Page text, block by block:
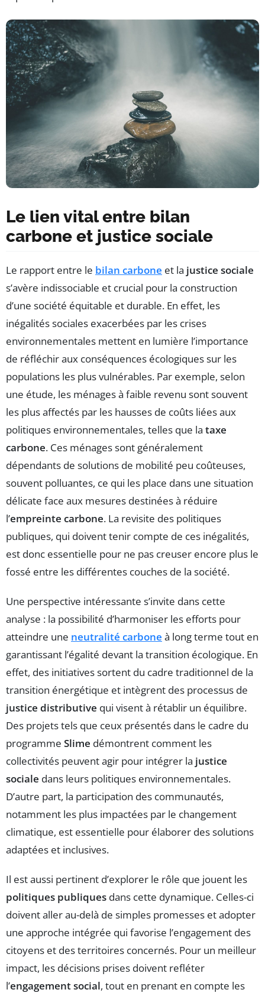
Le lien vital entre bilan
carbone et justice sociale
Le rapport entre le bilan carbone et la justice sociale
s’avère indissociable et crucial pour la construction
d’une société équitable et durable. En effet, les
inégalités sociales exacerbées par les crises
environnementales mettent en lumière l’importance
de réfléchir aux conséquences écologiques sur les
populations les plus vulnérables. Par exemple, selon
une étude, les ménages à faible revenu sont souvent
les plus affectés par les hausses de coûts liées aux
politiques environnementales, telles que la taxe
carbone. Ces ménages sont généralement
dépendants de solutions de mobilité peu coûteuses,
souvent polluantes, ce qui les place dans une situation
délicate face aux mesures destinées à réduire
l’empreinte carbone. La revisite des politiques
publiques, qui doivent tenir compte de ces inégalités,
est donc essentielle pour ne pas creuser encore plus le
fossé entre les différentes couches de la société.
Une perspective intéressante s’invite dans cette
analyse : la possibilité d’harmoniser les efforts pour
atteindre une neutralité carbone à long terme tout en
garantissant l’égalité devant la transition écologique. En
effet, des initiatives sortent du cadre traditionnel de la
transition énergétique et intègrent des processus de
justice distributive qui visent à rétablir un équilibre.
Des projets tels que ceux présentés dans le cadre du
programme Slime démontrent comment les
collectivités peuvent agir pour intégrer la justice
sociale dans leurs politiques environnementales.
D’autre part, la participation des communautés,
notamment les plus impactées par le changement
climatique, est essentielle pour élaborer des solutions
adaptées et inclusives.
Il est aussi pertinent d’explorer le rôle que jouent les
politiques publiques dans cette dynamique. Celles-ci
doivent aller au-delà de simples promesses et adopter
une approche intégrée qui favorise l’engagement des
citoyens et des territoires concernés. Pour un meilleur
impact, les décisions prises doivent refléter
l’engagement social, tout en prenant en compte les